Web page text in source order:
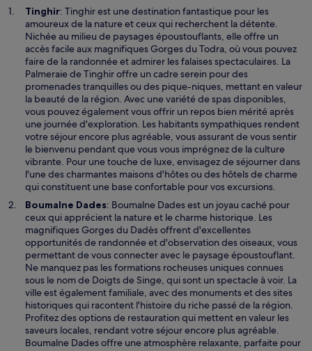
n
ê
t
r
e
TinghirS
’
o
u
v
r
e
d
a
n
s
u
n
e
n
o
u
v
e
l
l
e
f
e
n
ê
t
: Tinghir est une destination fantastique pour les
amoureux de la nature et ceux qui recherchent la détente.
Nichée au milieu de paysages époustouflants, elle offre un
accès facile aux magnifiques Gorges du Todra, où vous pouvez
faire de la randonnée et admirer les falaises spectaculaires. La
Palmeraie de Tinghir offre un cadre serein pour des
promenades tranquilles ou des pique-niques, mettant en valeur
la beauté de la région. Avec une variété de spas disponibles,
vous pouvez également vous offrir un repos bien mérité après
une journée d'exploration. Les habitants sympathiques rendent
votre séjour encore plus agréable, vous assurant de vous sentir
le bienvenu pendant que vous vous imprégnez de la culture
vibrante. Pour une touche de luxe, envisagez de séjourner dans
l'une des charmantes maisons d'hôtes ou des hôtels de charme
qui constituent une base confortable pour vos excursions.
Boumalne DadesS
’
o
u
v
r
e
d
a
n
s
u
: Boumalne Dades est un joyau caché pour
ceux qui apprécient la nature et le charme historique. Les
magnifiques Gorges du Dadès offrent d'excellentes
opportunités de randonnée et d'observation des oiseaux, vous
permettant de vous connecter avec le paysage époustouflant.
Ne manquez pas les formations rocheuses uniques connues
sous le nom de Doigts de Singe, qui sont un spectacle à voir. La
ville est également familiale, avec des monuments et des sites
historiques qui racontent l'histoire du riche passé de la région.
Profitez des options de restauration qui mettent en valeur les
saveurs locales, rendant votre séjour encore plus agréable.
Boumalne Dades offre une atmosphère relaxante, parfaite pour